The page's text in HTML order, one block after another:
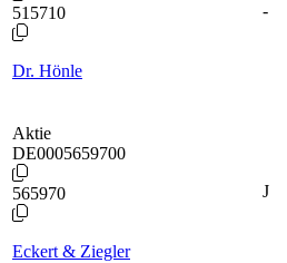
515710
Dr. Hönle
-
Aktie
DE0005659700
565970
Eckert & Ziegler
J